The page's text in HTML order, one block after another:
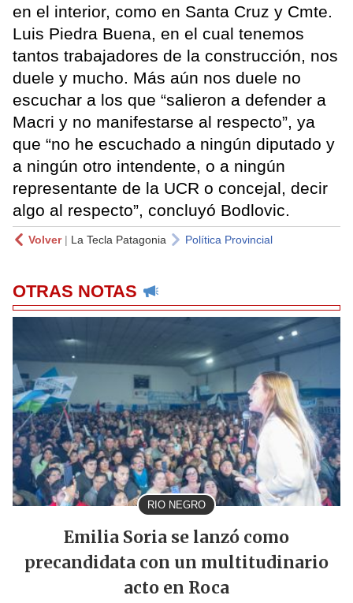
en el interior, como en Santa Cruz y Cmte.
Luis Piedra Buena, en el cual tenemos
tantos trabajadores de la construcción, nos
duele y mucho. Más aún nos duele no
escuchar a los que “salieron a defender a
Macri y no manifestarse al respecto”, ya
que “no he escuchado a ningún diputado y
a ningún otro intendente, o a ningún
representante de la UCR o concejal, decir
algo al respecto”, concluyó Bodlovic.
Volver| La Tecla Patagonia Política Provincial
OTRAS NOTAS
RIO NEGRO
Emilia Soria se lanzó como
precandidata con un multitudinario
acto en Roca